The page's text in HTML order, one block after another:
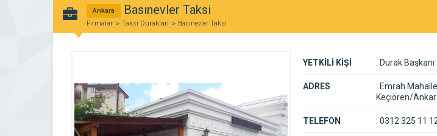
Ankara Basınevler Taksi
Firmalar Taksi Durakları Basınevler Taksi
YETKİLİ KİŞİ : Durak Başkanı
ADRES : Emrah
Keçiören/
TELEFON : 0312 325 11